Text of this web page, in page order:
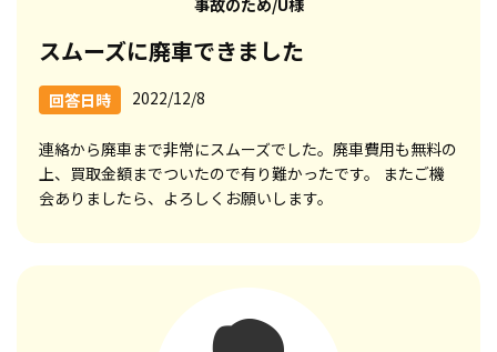
スムーズに廃車できました
回答日時 2022/12/8
連絡から廃車まで非常にスムーズでした。廃車費用も無料の
上、買取金額までついたので有り難かったです。 またご機
会ありましたら、よろしくお願いします。